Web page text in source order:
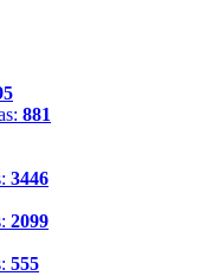
881
3446
2099
555